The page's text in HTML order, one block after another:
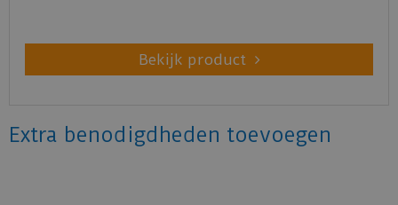
Bekijk product
Extra benodigdheden toevoegen